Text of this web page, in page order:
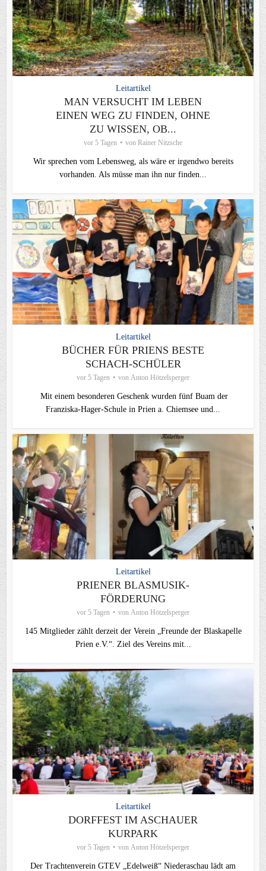
Leitartikel
MAN VERSUCHT IM LEBEN
EINEN WEG ZU FINDEN, OHNE
ZU WISSEN, OB...
vor 5 Tagen von Rainer Nitzsche
Wir sprechen vom Lebensweg, als wäre er irgendwo bereits
vorhanden. Als müsse man ihn nur finden...
Leitartikel
BÜCHER FÜR PRIENS BESTE
SCHACH-SCHÜLER
vor 5 Tagen von Anton Hötzelsperger
Mit einem besonderen Geschenk wurden fünf Buam der
Franziska-Hager-Schule in Prien a. Chiemsee und...
Leitartikel
PRIENER BLASMUSIK-
FÖRDERUNG
vor 5 Tagen von Anton Hötzelsperger
145 Mitglieder zählt derzeit der Verein „Freunde der Blaskapelle
Prien e.V.“. Ziel des Vereins mit...
Leitartikel
DORFFEST IM ASCHAUER
KURPARK
vor 5 Tagen von Anton Hötzelsperger
Der Trachtenverein GTEV „Edelweiß“ Niederaschau lädt am